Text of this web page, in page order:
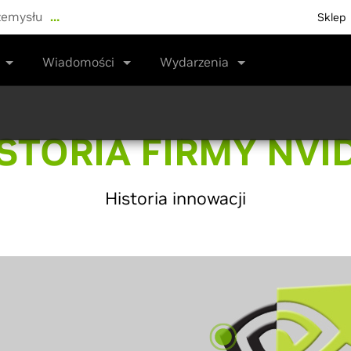
… Sklep
Wiadomości Wydarzenia
FIRMY
Historia innowacji